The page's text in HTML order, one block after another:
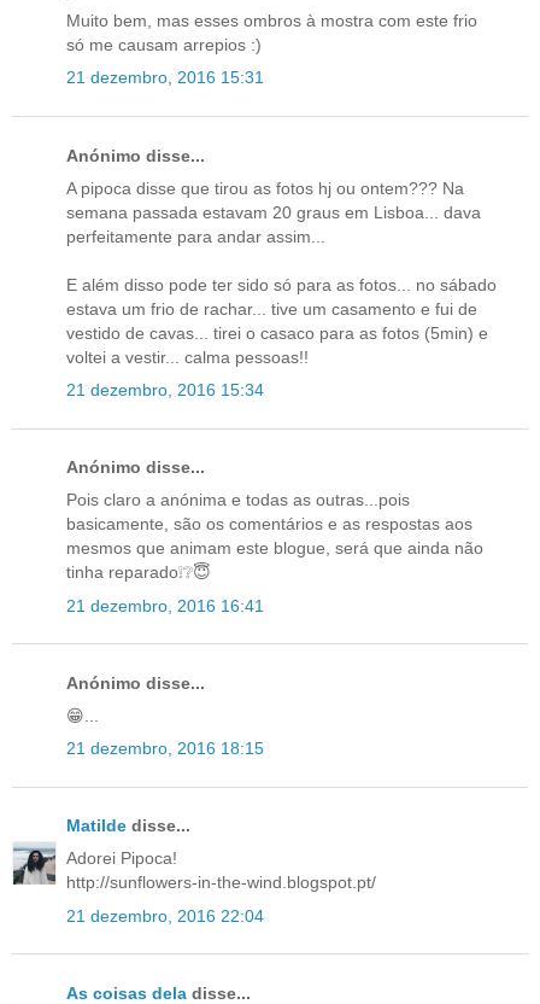
Muito bem, mas esses ombros à mostra com este frio
só me causam arrepios :)
21 dezembro, 2016 15:31
Anónimo disse...
A pipoca disse que tirou as fotos hj ou ontem??? Na
semana passada estavam 20 graus em Lisboa... dava
perfeitamente para andar assim...
E além disso pode ter sido só para as fotos... no sábado
estava um frio de rachar... tive um casamento e fui de
vestido de cavas... tirei o casaco para as fotos (5min) e
voltei a vestir... calma pessoas!!
21 dezembro, 2016 15:34
Anónimo disse...
Pois claro a anónima e todas as outras...pois
basicamente, são os comentários e as respostas aos
mesmos que animam este blogue, será que ainda não
tinha reparado❕❔😇
21 dezembro, 2016 16:41
Anónimo disse...
😁...
21 dezembro, 2016 18:15
Matilde disse...
Adorei Pipoca!
http://sunflowers-in-the-wind.blogspot.pt/
21 dezembro, 2016 22:04
As coisas dela disse...